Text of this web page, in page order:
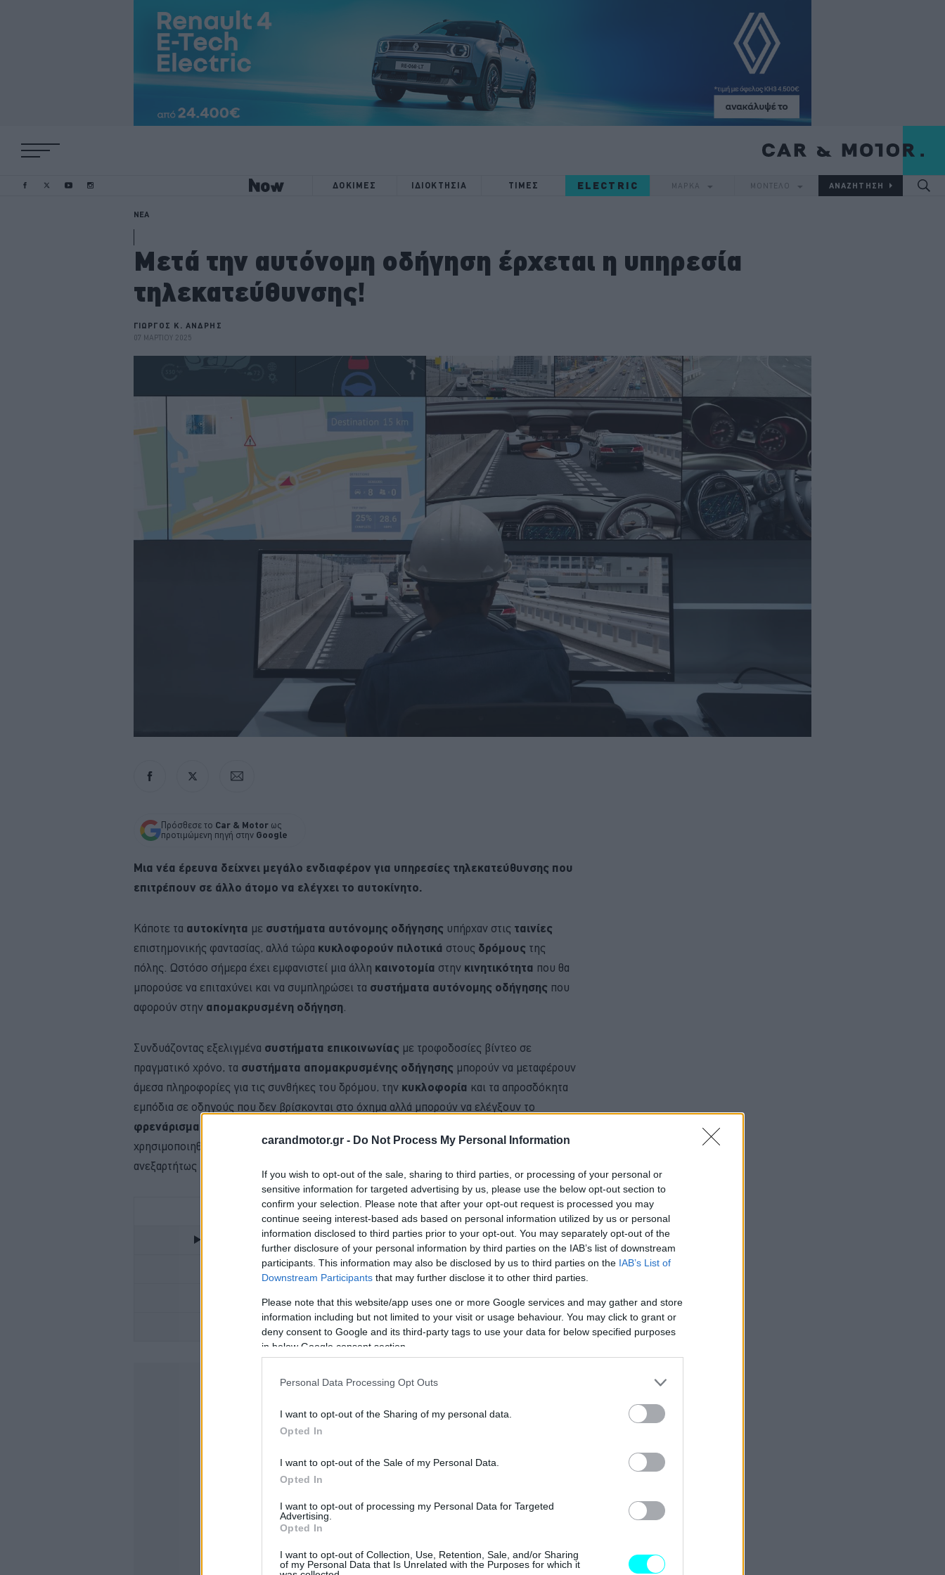
carandmotor.gr - Do Not Process My Personal Information
If you wish to opt-out of the sale, sharing to third parties, or processing of your personal or
sensitive information for targeted advertising by us, please use the below opt-out section to
confirm your selection. Please note that after your opt-out request is processed you may
continue seeing interest-based ads based on personal information utilized by us or personal
information disclosed to third parties prior to your opt-out. You may separately opt-out of the
further disclosure of your personal information by third parties on the IAB’s list of downstream
participants. This information may also be disclosed by us to third parties on the IAB’s List of
Downstream Participants that may further disclose it to other third parties.
Please note that this website/app uses one or more Google services and may gather and store
information including but not limited to your visit or usage behaviour. You may click to grant or
deny consent to Google and its third-party tags to use your data for below specified purposes
in below Google consent section.
Personal Data Processing Opt Outs
I want to opt-out of the Sharing of my personal data.
Opted In
I want to opt-out of the Sale of my Personal Data.
Opted In
I want to opt-out of processing my Personal Data for Targeted
Advertising.
Opted In
I want to opt-out of Collection, Use, Retention, Sale, and/or Sharing
of my Personal Data that Is Unrelated with the Purposes for which it
ΔΟΚΙΜΕΣ ΙΔΙΟΚΤΗΣΙΑ ΤΙΜΕΣ ELECTRIC ΜΑΡΚΑ ΜΟΝΤΕΛΟ
ΝΕΑ
Μετά την αυτόνομη οδήγηση έρχεται η υπηρεσία
τηλεκατεύθυνσης!
ΓΙΩΡΓΟΣ Κ. ΑΝΔΡΗΣ
07 ΜΑΡΤΙΟΥ 2025
Πρόσθεσε το Car & Motor ως
προτιμώμενη πηγή στην Google
Μια νέα έρευνα δείχνει μεγάλο ενδιαφέρον για υπηρεσίες τηλεκατεύθυνσης που
επιτρέπουν σε άλλο άτομο να ελέγχει το αυτοκίνητο.
Κάποτε τα αυτοκίνητα με συστήματα αυτόνομης οδήγησης υπήρχαν στις ταινίες
επιστημονικής φαντασίας, αλλά τώρα κυκλοφορούν πιλοτικά στους δρόμους της
πόλης. Ωστόσο σήμερα έχει εμφανιστεί μια άλλη καινοτομία στην κινητικότητα που θα
μπορούσε να επιταχύνει και να συμπληρώσει τα συστήματα αυτόνομης οδήγησης που
αφορούν στην απομακρυσμένη οδήγηση
Συνδυάζοντας εξελιγμένα συστήματα επικοινωνίας με τροφοδοσίες βίντεο σε
πραγματικό χρόνο, τα συστήματα απομακρυσμένης οδήγησης μπορούν να μεταφέρουν
άμεσα πληροφορίες για τις συνθήκες του δρόμου, την κυκλοφορία και τα απροσδόκητα
εμπόδια σε οδηγούς που δεν βρίσκονται στο όχημα αλλά μπορούν να ελέγξουν το
φρενάρισμα
χρησιμοποιηθούν σε όλους τουςτύπους οχημάτωνεντός και εκτός δρόμου,
ανεξαρτήτως μεγέθους.
BUY NOW
IEFIMERIDA.GR - ΟΛΕΣ ΟΙ ΕΙΔΗΣΕΙΣ ΣΤΗΝ ΕΛΛΑΔΑ ΚΑΙ ΣΤΟΝ ΚΟΣΜΟ
ΕΛΕΓΧΟΣ ΚΤΕΟ; ΚΑΡΤΑ ΚΑΥΣΑΕΡΙΩΝ; ΚΛΕΙΣΕ ΡΑΝΤΕΒΟΥ
OMODA -ΥΒΡΙΔΙΚΟ ΟΙΚΟΓΕΝΕΙΑΚΟ SUV ME 24.990 ΕΥΡΩ
TO NEO MONTΕΛΟ ΤΗΣ ALFA ROMEO